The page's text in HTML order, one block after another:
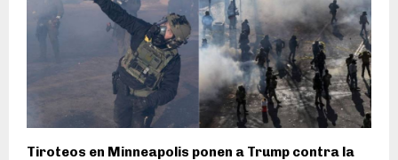
Tiroteos en Minneapolis ponen a Trump contra la